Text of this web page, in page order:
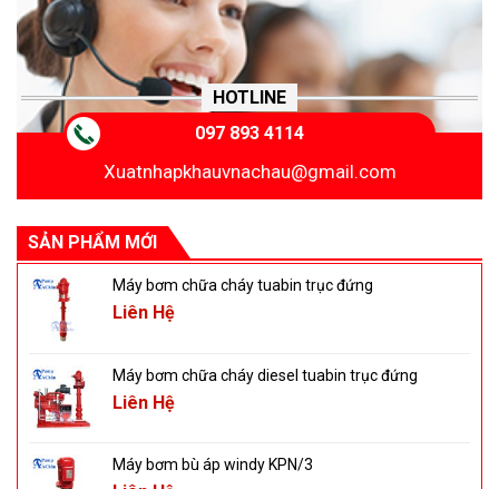
HOTLINE
097 893 4114
Xuatnhapkhauvnachau@gmail.com
SẢN PHẨM MỚI
Máy bơm chữa cháy tuabin trục đứng
Liên Hệ
Máy bơm chữa cháy diesel tuabin trục đứng
Liên Hệ
Máy bơm bù áp windy KPN/3